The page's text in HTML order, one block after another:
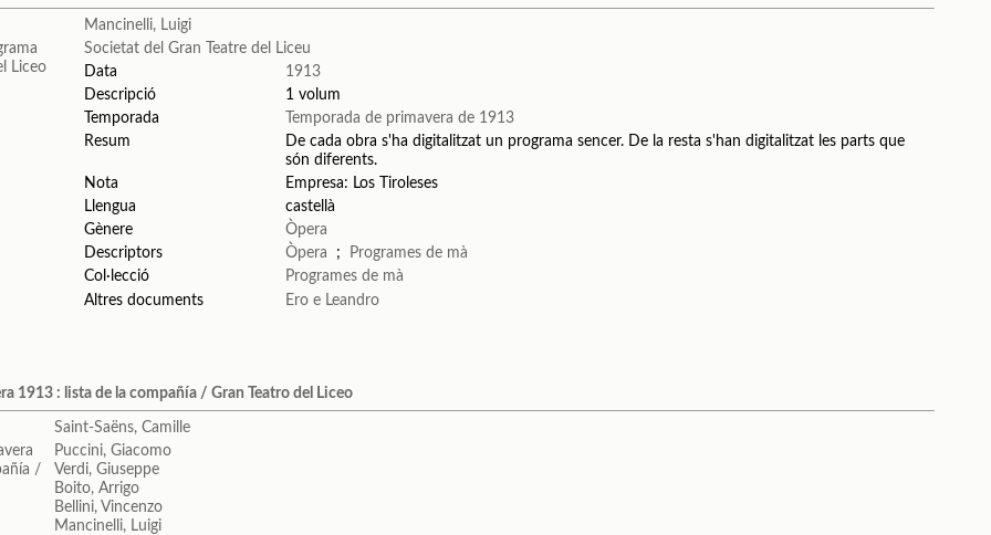
Mancinelli, Luigi
Societat del Gran Teatre del Liceu
Data
1913
Descripció
1 volum
Temporada
Temporada de primavera de 1913
Resum
De cada obra s'ha digitalitzat un programa sencer. De la resta s'han digitalitzat les parts que
són diferents.
Nota
Empresa: Los Tiroleses
Llengua
castellà
Gènere
Òpera
Descriptors
Òpera ;
Programes de mà
Col·lecció
Programes de mà
Altres documents
Ero e Leandro
1913 : lista de la compañía / Gran Teatro del Liceo
Saint-Saëns, Camille
Puccini, Giacomo
Verdi, Giuseppe
Boito, Arrigo
Bellini, Vincenzo
Mancinelli, Luigi